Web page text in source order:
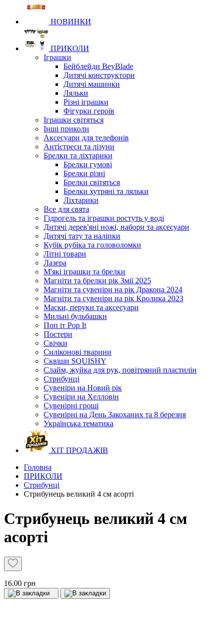
НОВИНКИ
ПРИКОЛИ
Іграшки
Бейблейди BeyBlade
Дитячі конструктори
Дитячі машинки
Ляльки
Різні іграшки
Фігурки героїв
Іграшки світяться
Інші приколи
Аксесуари для телефонів
Антістреси та лізуни
Брелки та ліхтарики
Брелки гумові
Брелки різні
Брелки світяться
Брелки хутряні та ляльки
Ліхтарики
Все для свята
Гідрогель та іграшки ростуть у воді
Дитячі дерев'яні ножі, набори та аксесуари
Дитячі тату та наліпки
Кубік рубіка та головоломки
Літні товари
Лазера
М'які іграшки та брелки
Магніти та брелки рік Змії 2025
Магніти та сувеніри на рік Дракона 2024
Магніти та сувеніри на рік Кролика 2023
Маски, перуки та аксесуари
Мильні бульбашки
Поп іт Pop It
Постери
Свічки
Силіконові тварини
Сквіши SQUISHY
Слайм, жуйка для рук, повітряний пластилін
Стрибунці
Сувеніри на Новий рік
Сувеніри на Хелловін
Сувенірні гроші
Сувенірні на День Закоханих та 8 березня
Українська тематика
ХІТ ПРОДАЖІВ
Головна
ПРИКОЛИ
Стрибунці
Стрибунець великий 4 см асорті
Стрибунець великий 4 см
асорті
16.00 грн